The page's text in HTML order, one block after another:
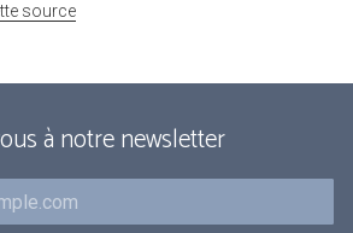
source
à notre newsletter